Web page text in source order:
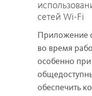
сетей Wi-Fi
Приложение
во время
особенно
обеспечить